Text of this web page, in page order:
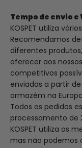
Tempo de envio e
KOSPET utiliza
Recomendamos
diferentes
oferecer aos
competitivos
enviadas a partir
armazém na
Todos os pedidos
processamento de
KOSPET utiliza os
mas não podemos